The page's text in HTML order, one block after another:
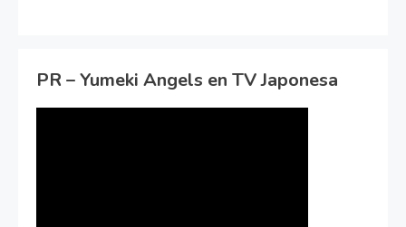
PR – Yumeki Angels en TV Japonesa